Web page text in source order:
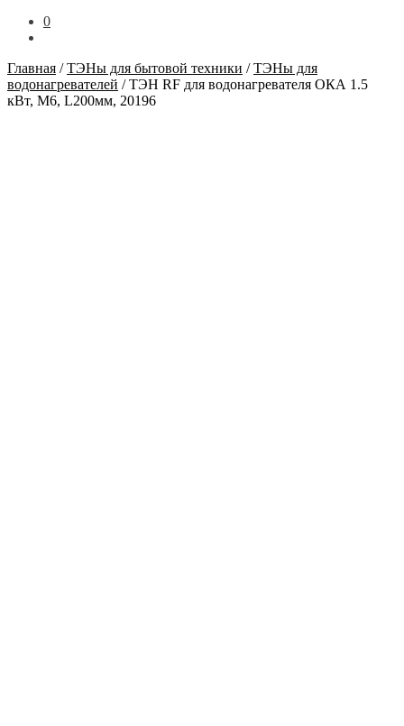
0
Главная /ТЭНы для бытовой техники /ТЭНы для
водонагревателей /ТЭН RF для водонагревателя ОКА 1.5
кВт, М6, L200мм, 20196